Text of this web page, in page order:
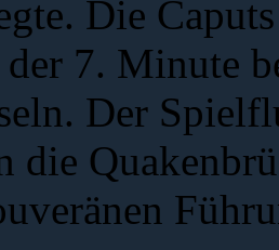
Die
7. Minute
Der
die